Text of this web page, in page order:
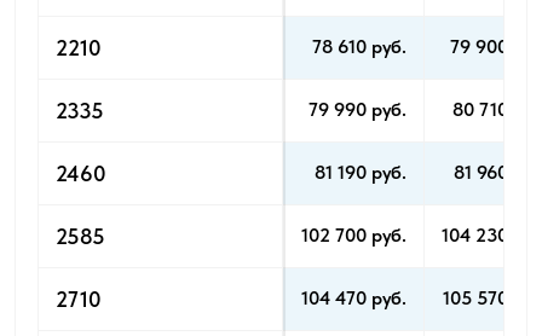
2210 78 610 pуб. 79 900
2335 79 990 pуб. 80 710
2460 81 190 pуб. 81 960
2585 102 700 pуб. 104 230
2710 104 470 pуб. 105 570